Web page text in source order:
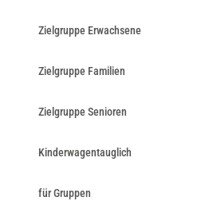
Zielgruppe Erwachsene
Zielgruppe Familien
Zielgruppe Senioren
Kinderwagentauglich
für Gruppen